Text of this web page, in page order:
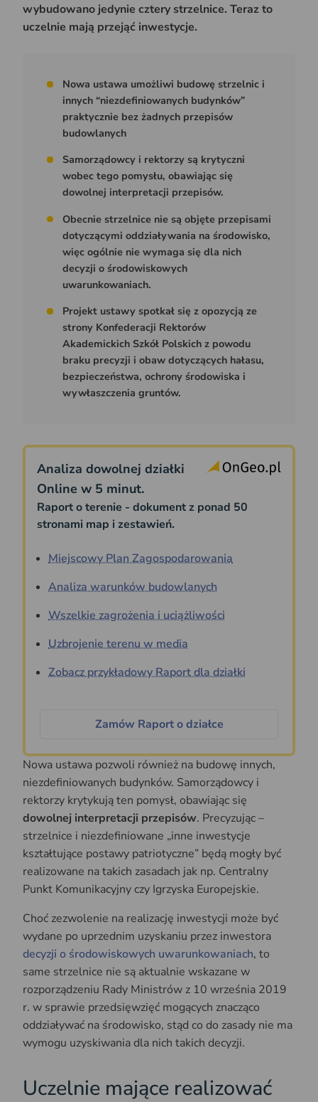
wybudowano jedynie cztery strzelnice. Teraz to
uczelnie mają przejąć inwestycje.
Nowa ustawa umożliwi budowę strzelnic i
innych “niezdefiniowanych budynków”
praktycznie bez żadnych przepisów
budowlanych
Samorządowcy i rektorzy są krytyczni
wobec tego pomysłu, obawiając się
dowolnej interpretacji przepisów.
Obecnie strzelnice nie są objęte przepisami
dotyczącymi oddziaływania na środowisko,
więc ogólnie nie wymaga się dla nich
decyzji o środowiskowych
uwarunkowaniach.
Projekt ustawy spotkał się z opozycją ze
strony Konfederacji Rektorów
Akademickich Szkół Polskich z powodu
braku precyzji i obaw dotyczących hałasu,
bezpieczeństwa, ochrony środowiska i
wywłaszczenia gruntów.
Analiza dowolnej działki
Online w 5 minut.
Raport o terenie - dokument z ponad 50
stronami map i zestawień.
Miejscowy Plan Zagospodarowania
Analiza warunków budowlanych
Wszelkie zagrożenia i uciążliwości
Uzbrojenie terenu w media
Zobacz przykładowy Raport dla działki
Zamów Raport o działce
Nowa ustawa pozwoli również na budowę innych,
niezdefiniowanych budynków. Samorządowcy i
rektorzy krytykują ten pomysł, obawiając się
dowolnej interpretacji przepisów. Precyzując –
strzelnice i niezdefiniowane „inne inwestycje
kształtujące postawy patriotyczne” będą mogły być
realizowane na takich zasadach jak np. Centralny
Punkt Komunikacyjny czy Igrzyska Europejskie.
Choć zezwolenie na realizację inwestycji może być
wydane po uprzednim uzyskaniu przez inwestora
decyzji o środowiskowych uwarunkowaniach, to
same strzelnice nie są aktualnie wskazane w
rozporządzeniu Rady Ministrów z 10 września 2019
r. w sprawie przedsięwzięć mogących znacząco
oddziaływać na środowisko, stąd co do zasady nie ma
wymogu uzyskiwania dla nich takich decyzji.
Uczelnie mające realizować